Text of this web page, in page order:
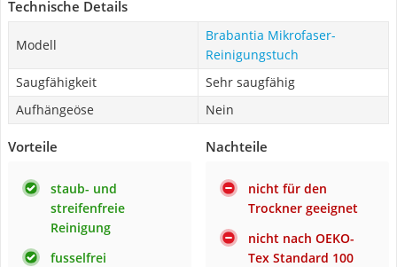
Technische Details
Modell
Brabantia Mikrofaser-
Reinigungstuch
Saugfähigkeit
Sehr saugfähig
Aufhängeöse
Nein
Vorteile
staub- und
streifenfreie
Reinigung
fusselfrei
Nachteile
nicht für den
Trockner geeignet
nicht nach OEKO-
Tex Standard 100